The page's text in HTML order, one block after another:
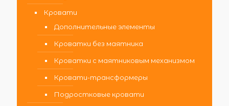
Кровати
Дополнительные элементы
Кроватки без маятника
Кроватки с маятниковым механизмом
Кровати-трансформеры
Подростковые кровати